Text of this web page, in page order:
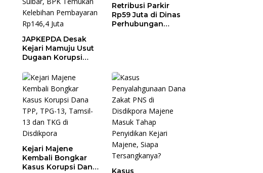
JAPKEPDA Desak
Kejari Mamuju Usut
Dugaan Korupsi
Kebersihan
Pemprov Sulbar,
BPK Temukan
Kelebihan
Pembayaran
Rp146,4 Juta
Retribusi Parkir
Rp59 Juta di Dinas
Perhubungan
Kejari Majene
Kembali Bongkar
Kasus Korupsi Dana